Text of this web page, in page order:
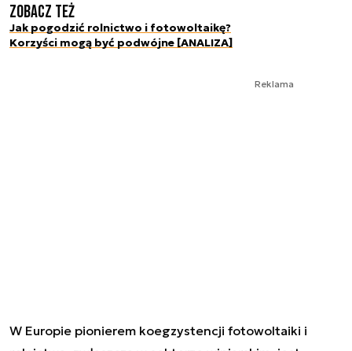
Zobacz też
Jak pogodzić rolnictwo i fotowoltaikę?
Korzyści mogą być podwójne [ANALIZA]
Reklama
W Europie pionierem koegzystencji fotowoltaiki i